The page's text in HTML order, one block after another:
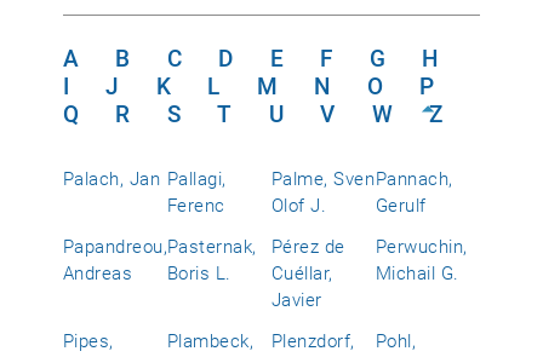
A B C D E F G
H
I
J K L M N O
P
Q
R S T U V W Z
Palach, Jan Pallagi,
Ferenc
Palme, Sven
Olof J.
Pannach,
Gerulf
Papandreou,
Andreas
Pasternak,
Boris L.
Pérez de
Cuéllar,
Javier
Perwuchin,
Michail G.
Pipes,
Plambeck,
Plenzdorf,
Pohl,